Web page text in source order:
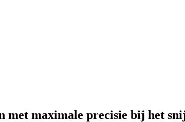
met maximale precisie bij het